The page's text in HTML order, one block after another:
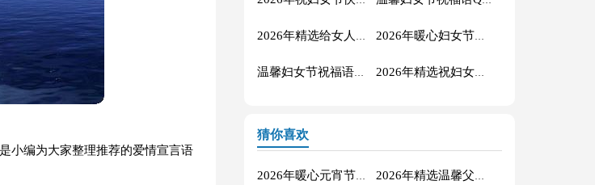
小编为大家整理推荐的爱情宣言语
猜你喜欢
2026年暖心元宵节祝福语锦集54条 2026年精选温馨父亲节祝福语摘录46条